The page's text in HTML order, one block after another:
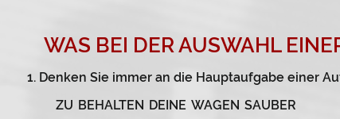
WAS BEI DER AUSWAHL
1. Denken Sie immer an die Hauptaufgabe einer
ZU BEHALTEN DEINE WAGEN SAUBER